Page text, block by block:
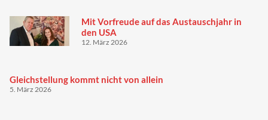
Mit Vorfreude auf das Austauschjahr in
den USA
12. März 2026
Gleichstellung kommt nicht von allein
5. März 2026